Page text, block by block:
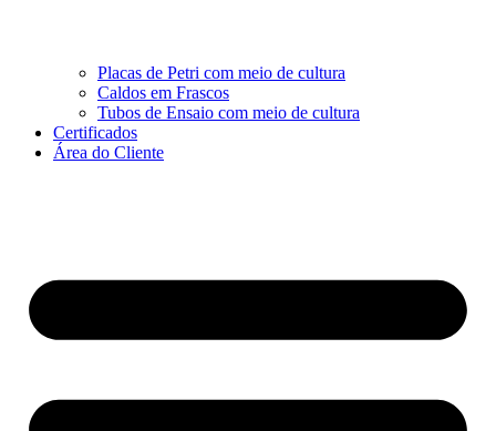
Placas de Petri com meio de cultura
Caldos em Frascos
Tubos de Ensaio com meio de cultura
Certificados
Área do Cliente